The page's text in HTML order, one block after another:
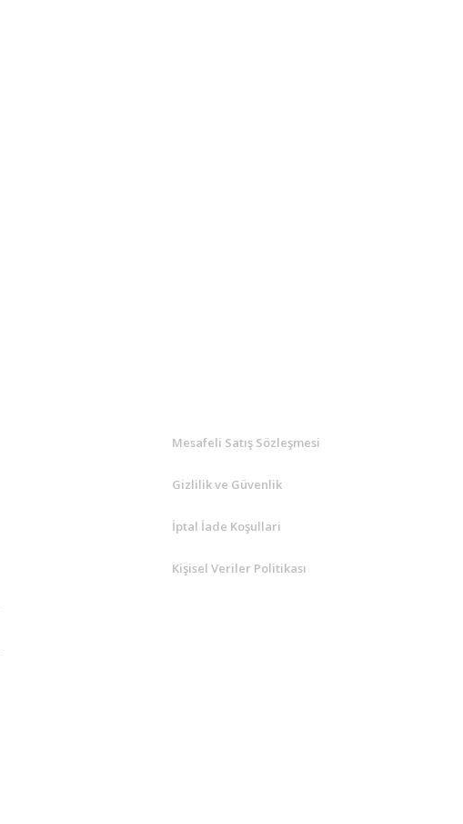
Mesafeli Satış Sözleşmesi
Gizlilik ve Güvenlik
İptal İade Koşullari
Kişisel Veriler Politikası